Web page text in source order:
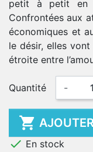
petit à petit en
Confrontées aux
économiques et
le désir, elles
étroite entre
Quantité -

 En stock